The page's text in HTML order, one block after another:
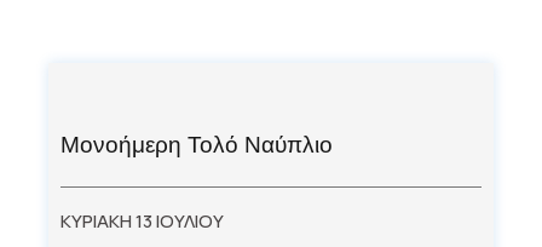
Μονοήμερη Τολό Ναύπλιο
ΚΥΡΙΑΚΗ 13 ΙΟΥΛΙΟΥ